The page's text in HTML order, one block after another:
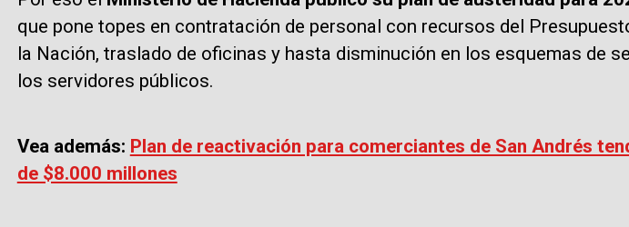
que pone topes en contratación de personal con recursos del
la Nación, traslado de oficinas y hasta disminución en los esquemas de
los servidores públicos.
Vea además: Plan de reactivación para comerciantes de San Andrés
de $8.000 millones